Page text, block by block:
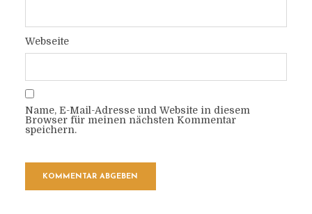
Webseite
Name, E-Mail-Adresse und Website in diesem
Browser für meinen nächsten Kommentar
speichern.